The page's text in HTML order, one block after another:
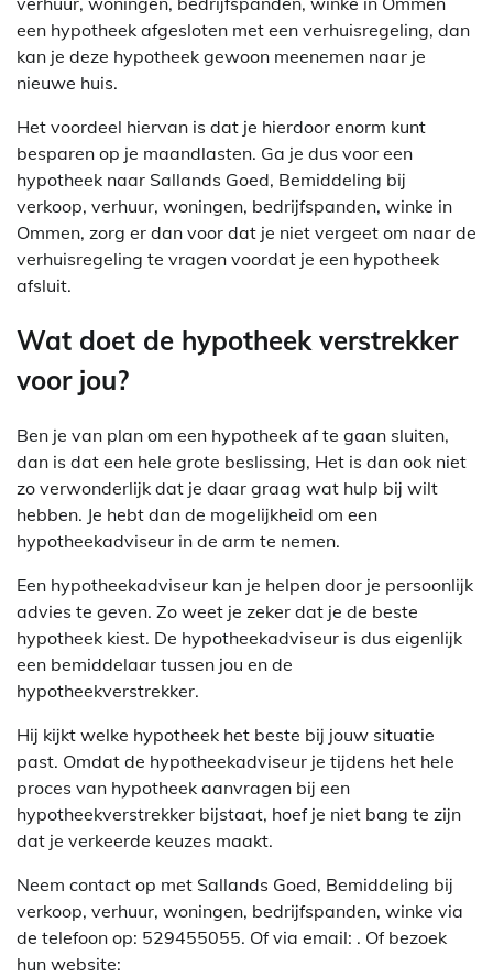
een hypotheek afgesloten met een verhuisregeling, dan
kan je deze hypotheek gewoon meenemen naar je
nieuwe huis.
Het voordeel hiervan is dat je hierdoor enorm kunt
besparen op je maandlasten. Ga je dus voor een
hypotheek naar Sallands Goed, Bemiddeling bij
verkoop, verhuur, woningen, bedrijfspanden, winke in
Ommen, zorg er dan voor dat je niet vergeet om naar de
verhuisregeling te vragen voordat je een hypotheek
afsluit.
Wat doet de hypotheek verstrekker
voor jou?
Ben je van plan om een hypotheek af te gaan sluiten,
dan is dat een hele grote beslissing, Het is dan ook niet
zo verwonderlijk dat je daar graag wat hulp bij wilt
hebben. Je hebt dan de mogelijkheid om een
hypotheekadviseur in de arm te nemen.
Een hypotheekadviseur kan je helpen door je persoonlijk
advies te geven. Zo weet je zeker dat je de beste
hypotheek kiest. De hypotheekadviseur is dus eigenlijk
een bemiddelaar tussen jou en de
hypotheekverstrekker.
Hij kijkt welke hypotheek het beste bij jouw situatie
past. Omdat de hypotheekadviseur je tijdens het hele
proces van hypotheek aanvragen bij een
hypotheekverstrekker bijstaat, hoef je niet bang te zijn
dat je verkeerde keuzes maakt.
Neem contact op met Sallands Goed, Bemiddeling bij
verkoop, verhuur, woningen, bedrijfspanden, winke via
de telefoon op: 529455055. Of via email: . Of bezoek
hun website: